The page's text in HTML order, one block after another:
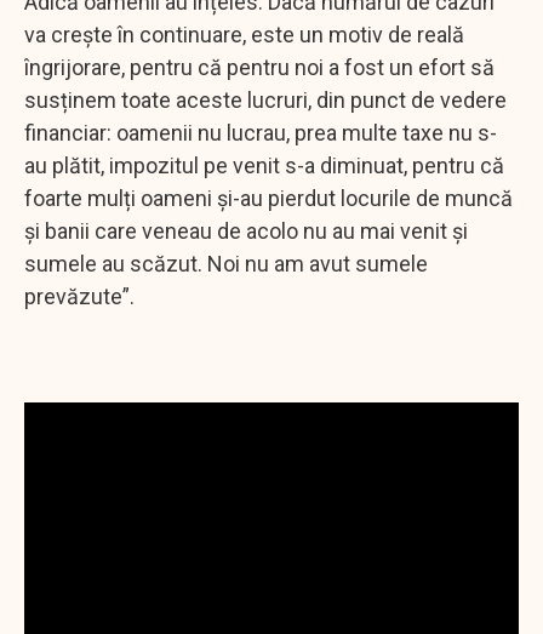
va crește în continuare, este un motiv de reală
îngrijorare, pentru că pentru noi a fost un efort să
susținem toate aceste lucruri, din punct de vedere
financiar: oamenii nu lucrau, prea multe taxe nu s-
au plătit, impozitul pe venit s-a diminuat, pentru că
foarte mulți oameni și-au pierdut locurile de muncă
și banii care veneau de acolo nu au mai venit și
sumele au scăzut. Noi nu am avut sumele
prevăzute”.